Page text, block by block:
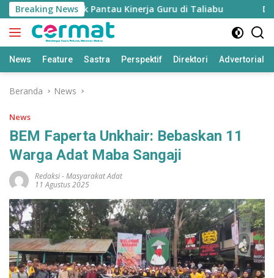
Langsung
ke
konten
Breaking News
Disiapkan untuk Pantau Kinerja Guru di Taliabu
News Feature Sastra Perspektif Direktori Advertorial
Beranda News
News
BEM Faperta Unkhair: Bebaskan 11
Warga Adat Maba Sangaji
Redaksi-Masyarakat Adat
11 Agustus 2025